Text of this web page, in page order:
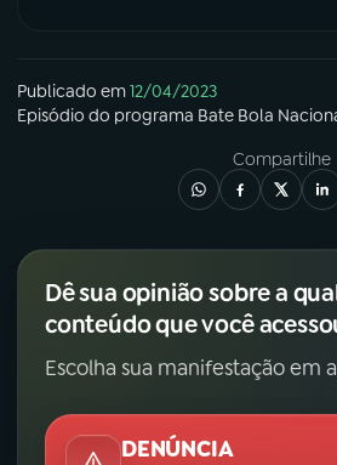
Publicado em12/04/2023
Episódio do programa Bate Bola
Compartilhe
Dê sua opinião sobre a
conteúdo que você
Escolha sua manifestação em
DENÚNCIA